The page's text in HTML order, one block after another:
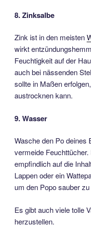
8. Zinksalbe
Zink ist in den meisten
wirkt
Feuchtigkeit auf der
auch bei nässenden
sollte in Maßen
austrocknen kann.
9. Wasser
Wasche den Po deines
vermeide
empfindlich auf die
Lappen oder ein
um den Popo sauber
Es gibt auch viele tolle
herzustellen.